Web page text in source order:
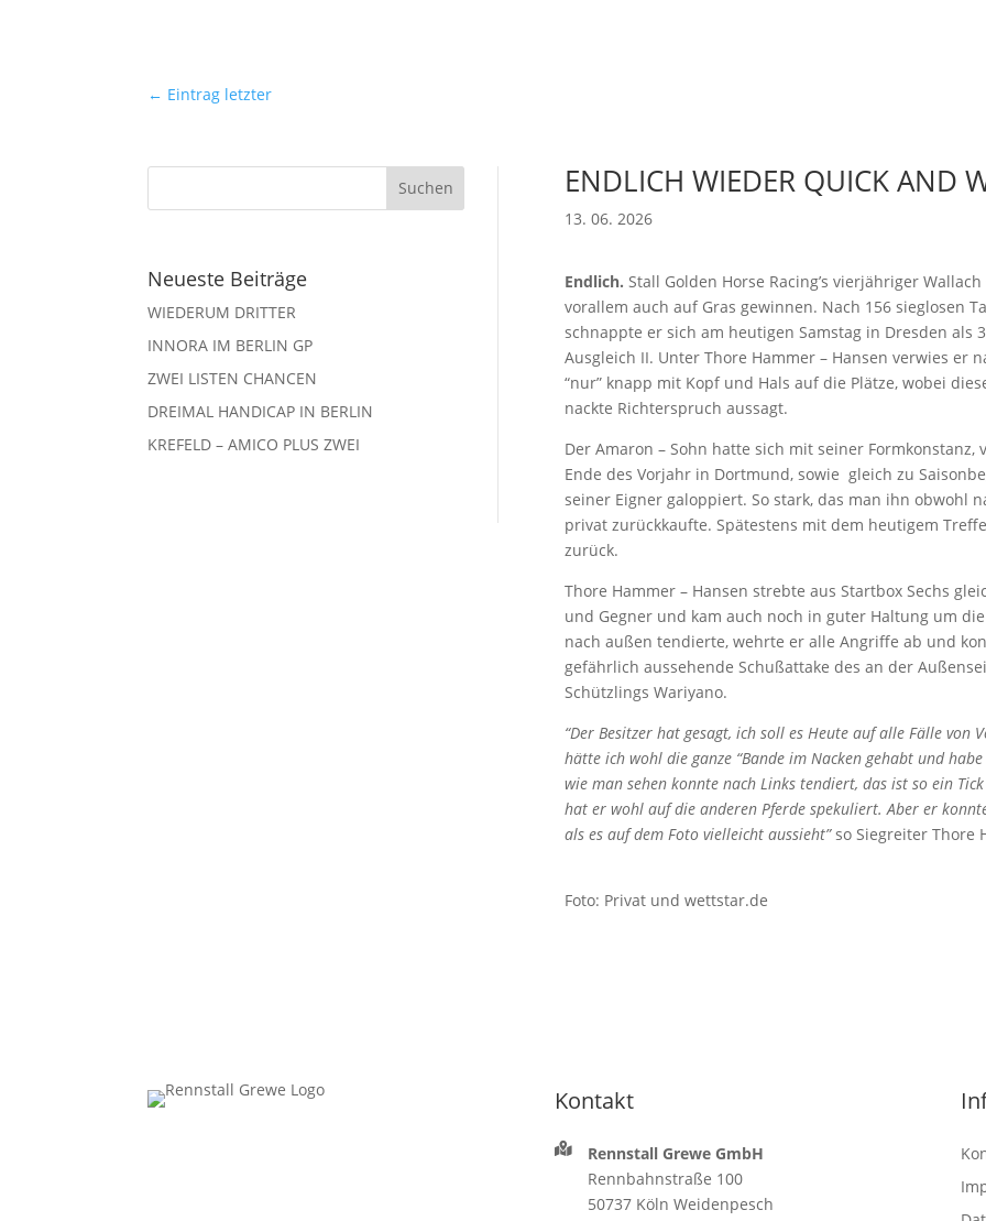
← Eintrag letzter
Neueste Beiträge
WIEDERUM DRITTER
INNORA IM BERLIN GP
ZWEI LISTEN CHANCEN
DREIMAL HANDICAP IN BERLIN
KREFELD – AMICO PLUS ZWEI
ENDLICH WIEDER QUICK AND
13. 06. 2026
Endlich. Stall Golden Horse Racing’s vierjähriger Wallach
vorallem auch auf Gras gewinnen. Nach 156 sieglosen
schnappte er sich am heutigen Samstag in Dresden als
Ausgleich II. Unter Thore Hammer – Hansen verwies er
“nur” knapp mit Kopf und Hals auf die Plätze, wobei
nackte Richterspruch aussagt.
Der Amaron – Sohn hatte sich mit seiner
Ende des Vorjahr in Dortmund, sowie gleich zu
seiner Eigner galoppiert. So stark, das man ihn obwohl
privat zurückkaufte. Spätestens mit dem heutigem
zurück.
Thore Hammer – Hansen strebte aus Startbox Sechs
und Gegner und kam auch noch in guter Haltung um
nach außen tendierte, wehrte er alle Angriffe ab und
gefährlich aussehende Schußattake des an der
Schützlings Wariyano.
“Der Besitzer hat gesagt, ich soll es Heute auf alle Fälle von
hätte ich wohl die ganze “Bande im Nacken gehabt und
wie man sehen konnte nach Links tendiert, das ist so ein
hat er wohl auf die anderen Pferde spekuliert. Aber er
als es auf dem Foto vielleicht aussieht”so Siegreiter Thore
Foto: Privat und wettstar.de
Kontakt
Rennstall Grewe GmbH
Rennbahnstraße 100
50737 Köln Weidenpesch